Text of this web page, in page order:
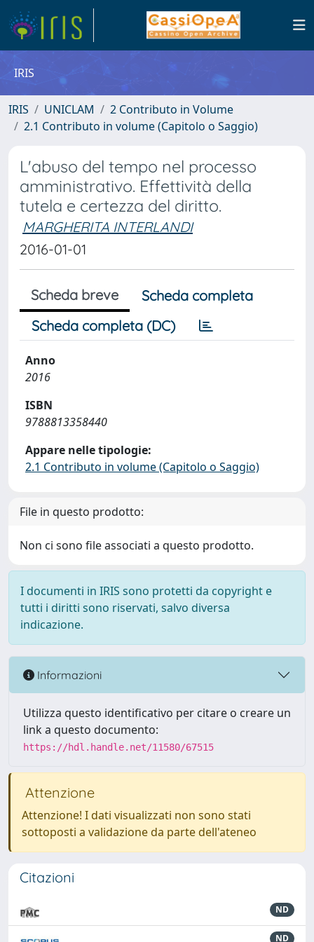
IRIS
IRIS UNICLAM
2 Contributo in Volume
2.1 Contributo in volume (Capitolo o Saggio)
L'abuso del tempo nel processo
amministrativo. Effettività della
tutela e certezza del diritto.
MARGHERITA INTERLANDI
2016-01-01
Scheda breve
Scheda completa
Scheda completa (DC)
Anno
2016
ISBN
9788813358440
Appare nelle tipologie:
2.1 Contributo in volume (Capitolo o Saggio)
File in questo prodotto:
Non ci sono file associati a questo prodotto.
I documenti in IRIS sono protetti da copyright e
tutti i diritti sono riservati, salvo diversa
indicazione.
Informazioni
Utilizza questo identificativo per citare o creare un
link a questo documento:
https://hdl.handle.net/11580/67515
Attenzione
Attenzione! I dati visualizzati non sono stati
sottoposti a validazione da parte dell'ateneo
Citazioni
ND
ND